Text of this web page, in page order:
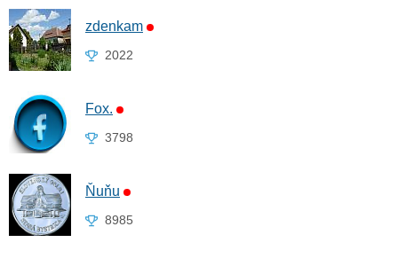
zdenkam
2022
Fox.
3798
Ňuňu
8985